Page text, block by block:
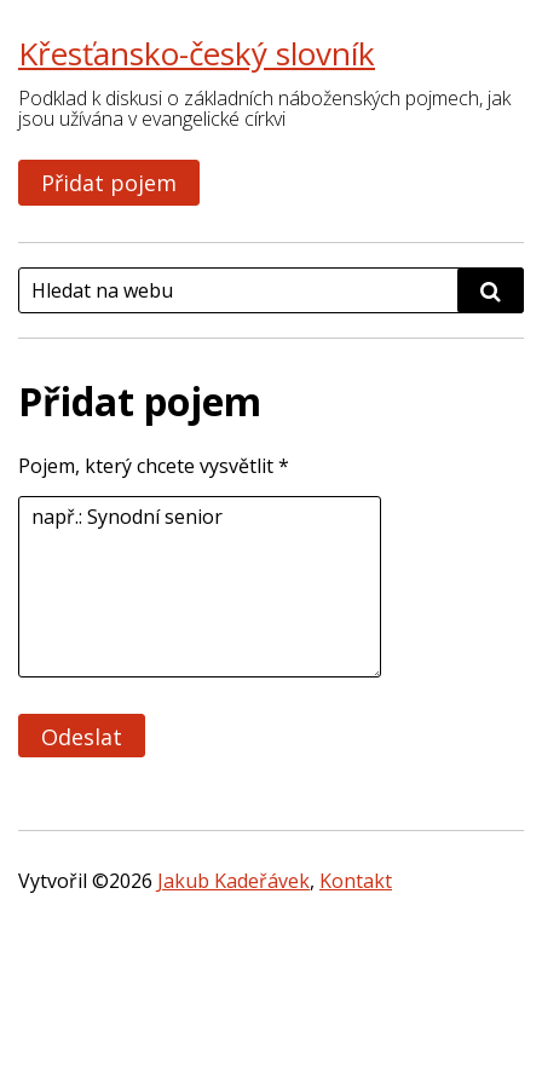
Křesťansko-český slovník
Podklad k diskusi o základních náboženských pojmech, jak
jsou užívána v evangelické církvi
Přidat pojem
Přidat pojem
Pojem, který chcete vysvětlit *
Vytvořil ©2026 Jakub Kadeřávek, Kontakt